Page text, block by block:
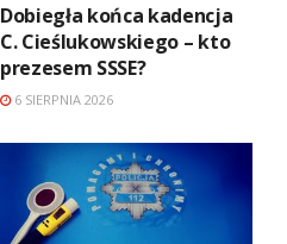
Dobiegła końca kadencja
C. Cieślukowskiego – kto
prezesem SSSE?
6 SIERPNIA 2026